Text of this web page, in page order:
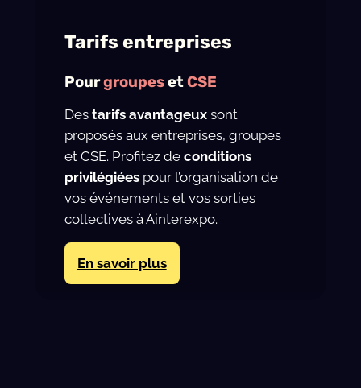
Tarifs entreprises
PourgroupesetCSE
Des tarifs avantageuxsont
proposés aux entreprises, groupes
et CSE. Profitez de conditions
privilégiéespour l’organisation de
vos événements et vos sorties
collectives à Ainterexpo.
En savoir plus